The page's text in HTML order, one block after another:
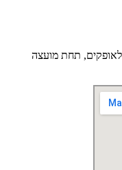
שוכן קרוב לאופקים, תחת מועצה